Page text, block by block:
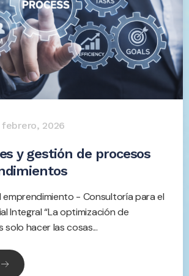
febrero, 2026
y gestión de procesos
emprendimiento - Consultoría para el
Integral “La optimización de
hacer las cosas...